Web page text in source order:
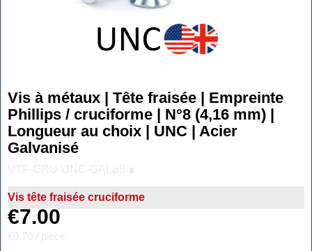
Vis à métaux | Tête fraisée | Empreinte
Phillips / cruciforme | N°8 (4,16 mm) |
Longueur au choix | UNC | Acier
Galvanisé
Vis tête fraisée cruciforme
€7.00